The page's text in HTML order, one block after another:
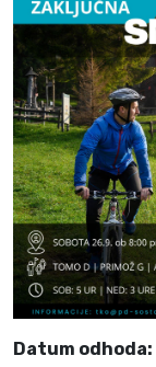
Datum odhoda: